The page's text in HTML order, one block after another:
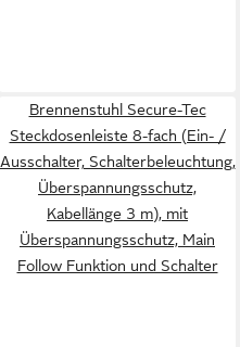
Brennenstuhl Secure-Tec
Steckdosenleiste 8-fach (Ein- /
Ausschalter, Schalterbeleuchtung,
Überspannungsschutz,
Kabellänge 3 m), mit
Überspannungsschutz, Main
Follow Funktion und Schalter